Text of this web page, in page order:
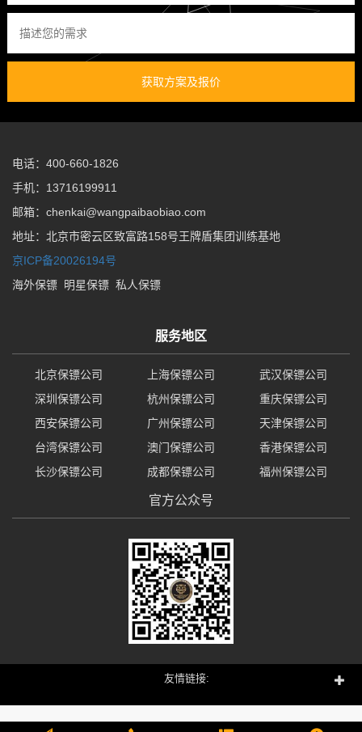
获取方案及报价
电话：400-660-1826
手机：13716199911
邮箱：chenkai@wangpaibaobiao.com
地址：北京市密云区致富路158号王牌盾集团训练基地
京ICP备20026194号
海外保镖
明星保镖 私人保镖
服务地区
北京保镖公司 上海保镖公司
武汉保镖公司
深圳保镖公司
杭州保镖公司
重庆保镖公司
西安保镖公司
广州保镖公司
天津保镖公司
台湾保镖公司
澳门保镖公司
香港保镖公司
长沙保镖公司
成都保镖公司 福州保镖公司
官方公众号
友情链接: